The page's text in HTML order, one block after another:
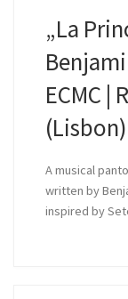
„La
ECMC |
(Lisbon)
A musical
written by
inspired by